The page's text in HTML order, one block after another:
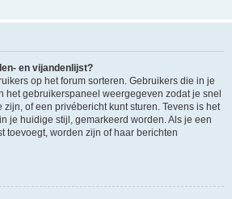
en vijandenlijst?
op het forum sorteren. Gebruikers die in je
het gebruikerspaneel weergegeven zodat je snel
zijn, of een privébericht kunt sturen. Tevens is het
je huidige stijl, gemarkeerd worden. Als je een
toevoegt, worden zijn of haar berichten